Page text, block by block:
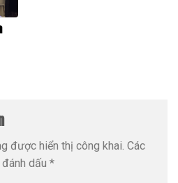
được hiển thị công khai. Các
dấu *